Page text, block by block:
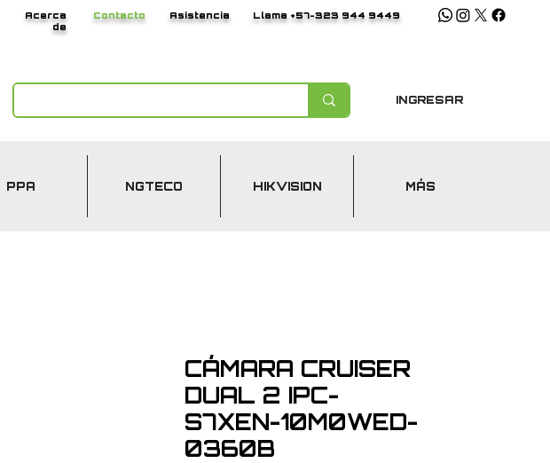
Acerca
de
Contacto Asistencia Llama +57-323 944 9449
INGRESAR
PPA NGTECO HIKVISION MÁS
CÁMARA CRUISER
DUAL 2 IPC-
S7XEN-10M0WED-
0360B